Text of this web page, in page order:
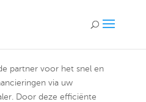
partner voor het snel en
via uw
Door deze efficiënte